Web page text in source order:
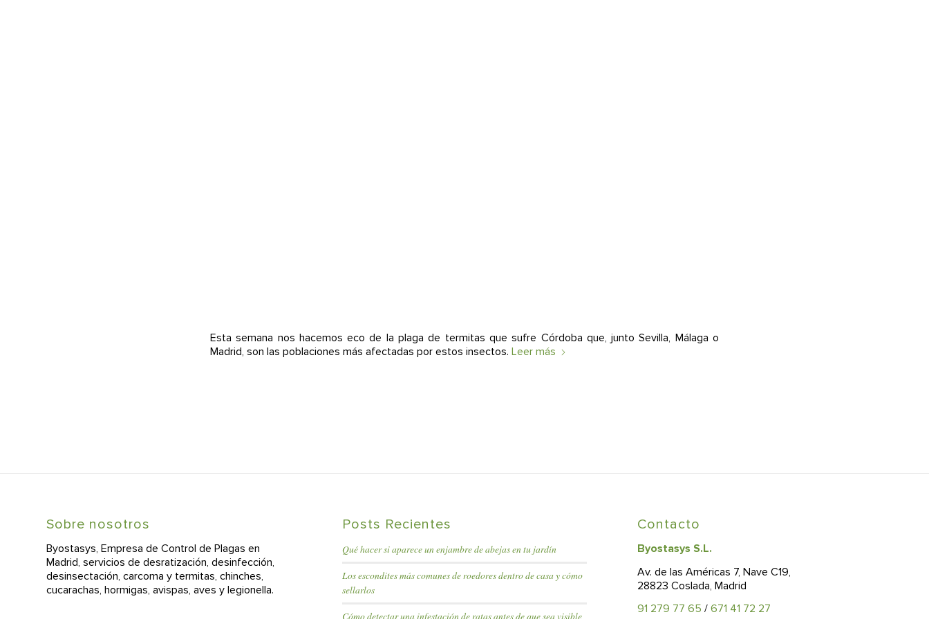
Esta semana nos hacemos eco de la plaga de termitas que sufre Córdoba que, junto Sevilla, Málaga o
Madrid, son las poblaciones más afectadas por estos insectos. Leer más
Sobre nosotros
Byostasys, Empresa de Control de Plagas en
Madrid, servicios de desratización, desinfección,
desinsectación, carcoma y termitas, chinches,
cucarachas, hormigas, avispas, aves y legionella.
Posts Recientes
Qué hacer si aparece un enjambre de abejas en tu jardín
Los escondites más comunes de roedores dentro de casa y cómo
sellarlos
Cómo detectar una infestación de ratas antes de que sea visible
Contacto
Byostasys S.L.
Av. de las Américas 7, Nave C19,
28823 Coslada, Madrid
91 279 77 65 /671 41 72 27